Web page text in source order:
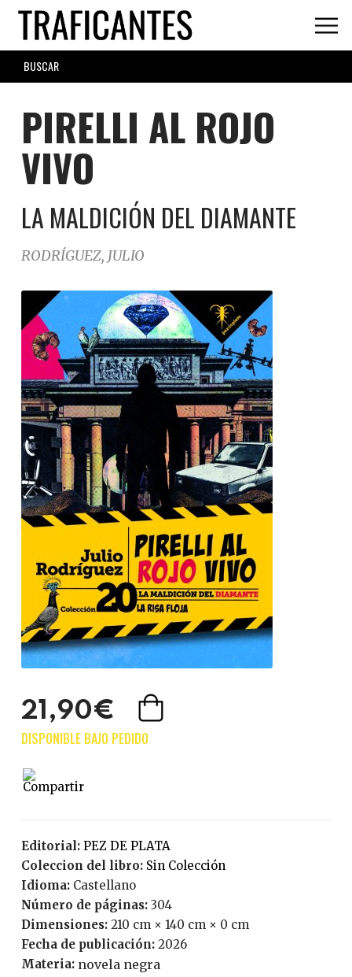
Skip
main
content
SEARCH
FORM
PIRELLI AL ROJO
VIVO
LA MALDICIÓN DEL DIAMANTE
RODRÍGUEZ, JULIO
21,90€
Editorial:
PEZ DE PLATA
Coleccion del libro:
Sin Colección
Idioma:
Castellano
Número de páginas:
304
Dimensiones: 210 cm × 140 cm × 0 cm
Fecha de publicación:
2026
Materia: novela negra